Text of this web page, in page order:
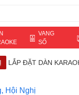
VANG
SỐ
LẮP ĐẶT DÀN
Hội Nghị